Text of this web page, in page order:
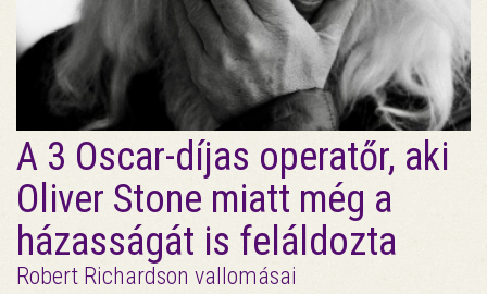
A 3 Oscar-díjas operatőr, aki
Oliver Stone miatt még a
házasságát is feláldozta
Robert Richardson vallomásai